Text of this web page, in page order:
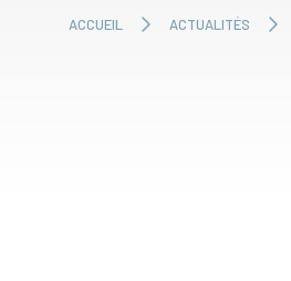
ACCUEIL ACTUALITÉS